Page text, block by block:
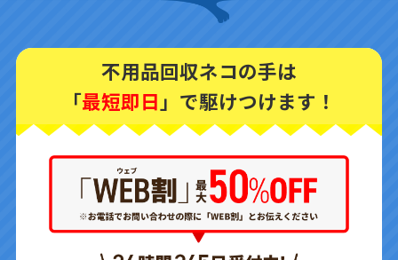
不用品回収ネコの手は
「最短即日 」で駆けつけます！